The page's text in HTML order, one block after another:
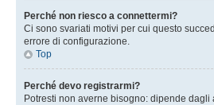
Perché non riesco a connettermi?
Ci sono svariati motivi per cui questo
errore di configurazione.
Top
Perché devo registrarmi?
Potresti non averne bisogno: dipende